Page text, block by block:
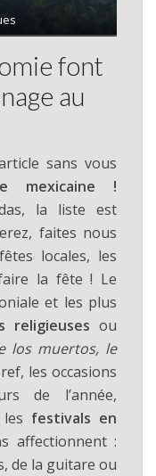
font
au
sans vous
mexicaine !
la liste est
faites nous
locales, les
la fête ! Le
et les plus
religieuses ou
los muertos, le
les occasions
de l’année,
festivals en
affectionnent :
de la guitare ou